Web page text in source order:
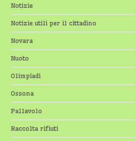
Notizie
Notizie utili per il cittadino
Novara
Nuoto
Olimpiadi
Ossona
Pallavolo
Raccolta rifiuti